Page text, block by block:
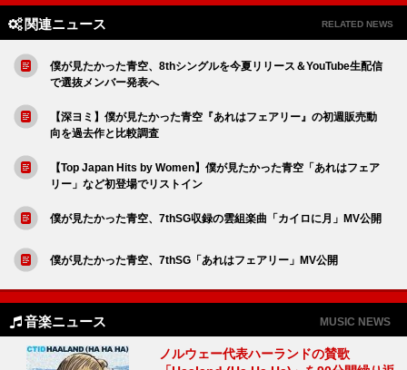
関連ニュース RELATED NEWS
僕が見たかった青空、8thシングルを今夏リリース＆YouTube生配信
で選抜メンバー発表へ
【深ヨミ】僕が見たかった青空『あれはフェアリー』の初週販売動
向を過去作と比較調査
【Top Japan Hits by Women】僕が見たかった青空「あれはフェア
リー」など初登場でリストイン
僕が見たかった青空、7thSG収録の雲組楽曲「カイロに月」MV公開
僕が見たかった青空、7thSG「あれはフェアリー」MV公開
音楽ニュース MUSIC NEWS
ノルウェー代表ハーランドの賛歌